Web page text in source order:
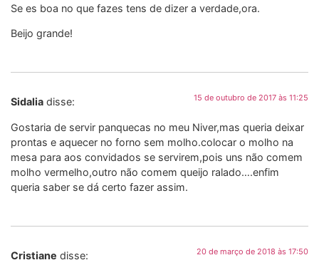
Se es boa no que fazes tens de dizer a verdade,ora.
Beijo grande!
Sidalia disse: 15 de outubro de 2017 às 11:25
Gostaria de servir panquecas no meu Niver,mas queria deixar
prontas e aquecer no forno sem molho.colocar o molho na
mesa para aos convidados se servirem,pois uns não comem
molho vermelho,outro não comem queijo ralado….enfim
queria saber se dá certo fazer assim.
Cristiane disse: 20 de março de 2018 às 17:50